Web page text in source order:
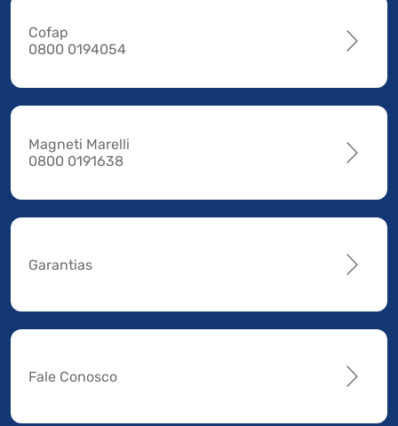
Cofap
0800 0194054
Magneti Marelli
0800 0191638
Garantias
Fale Conosco